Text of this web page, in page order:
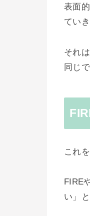
表面
てい
それ
同じ
これ
FIRE
い」